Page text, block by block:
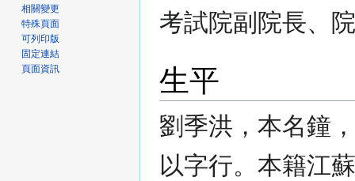
考試院副院長、
生平
劉季洪，本名鐘
以字行。本籍江
相關變更
特殊頁面
可列印版
固定連結
頁面資訊